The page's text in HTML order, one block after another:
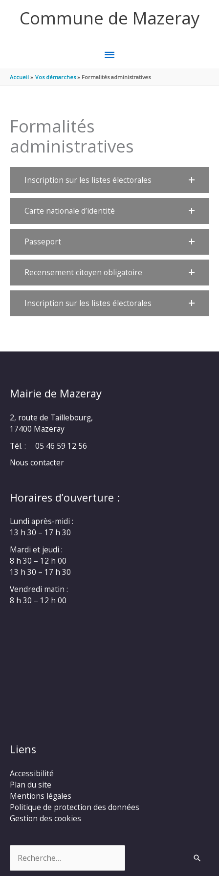
Commune de Mazeray
MENU
PRINCIPAL
Accueil Vos démarches Formalités administratives
Formalités
administratives
Inscription sur les listes électorales
Carte nationale d’identité
Passeport
Recensement citoyen obligatoire
Inscription sur les listes électorales
Mairie de Mazeray
2, route de Taillebourg,
17400 Mazeray
Tél. :
05 46 59 12 56
Nous contacter
Horaires d’ouverture :
Lundi après-midi :
13 h 30 – 17 h 30
Mardi et jeudi :
8 h 30 – 12 h 00
13 h 30 – 17 h 30
Vendredi matin :
8 h 30 – 12 h 00
Liens
Accessibilité
Plan du site
Mentions légales
Politique de protection des données
Gestion des cookies